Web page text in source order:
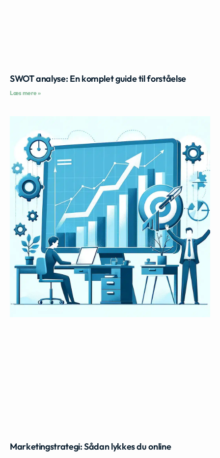
SWOT analyse: En komplet guide til forståelse
Læs mere »
Marketingstrategi: Sådan lykkes du online